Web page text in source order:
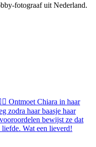
fotograaf uit Nederland.
Ontmoet Chiara in haar
zodra haar baasje haar
bewijst ze dat
Wat een lieverd!